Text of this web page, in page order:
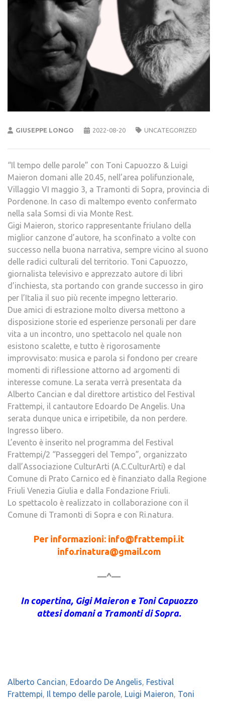
GIUSEPPE LONGO 2022-08-20 UNCATEGORIZED
“Il tempo delle parole” con Toni Capuozzo & Luigi
Maieron domani alle 20.45, nell’area polifunzionale,
Villaggio VI maggio 3, a Tramonti di Sopra, provincia di
Pordenone. In caso di maltempo evento confermato
nella sala Somsi di via Monte Rest.
Gigi Maieron, storico rappresentante friulano della
miglior canzone d’autore, ha sconfinato a volte con
successo nella buona narrativa, sempre vicino al suono
delle radici culturali del territorio. Toni Capuozzo,
giornalista televisivo e apprezzato autore di libri
d’inchiesta, sta portando con grande successo in giro
per l’Italia il suo più recente impegno letterario.
Due amici di estrazione molto diversa mettono a
disposizione storie ed esperienze personali per dare
vita a un incontro, uno spettacolo nel quale non
esistono scalette, e tutto è rigorosamente
improvvisato: musica e parola si fondono per creare
momenti di riflessione attorno ad argomenti di
interesse comune. La serata verrà presentata da
Alberto Cancian e dal direttore artistico del Festival
Frattempi, il cantautore Edoardo De Angelis. Una
serata dunque unica e irripetibile, da non perdere.
Ingresso libero.
L’evento è inserito nel programma del Festival
Frattempi/2 “Passeggeri del Tempo”, organizzato
dall’Associazione CulturArti (A.C.CulturArti) e dal
Comune di Prato Carnico ed è finanziato dalla Regione
Friuli Venezia Giulia e dalla Fondazione Friuli.
Lo spettacolo è realizzato in collaborazione con il
Comune di Tramonti di Sopra e con Ri.natura.
Per informazioni: info@frattempi.it
info.rinatura@gmail.com
—^—
In copertina, Gigi Maieron e Toni Capuozzo
attesi domani a Tramonti di Sopra.
Alberto Cancian, Edoardo De Angelis, Festival
Frattempi, Il tempo delle parole, Luigi Maieron, Toni